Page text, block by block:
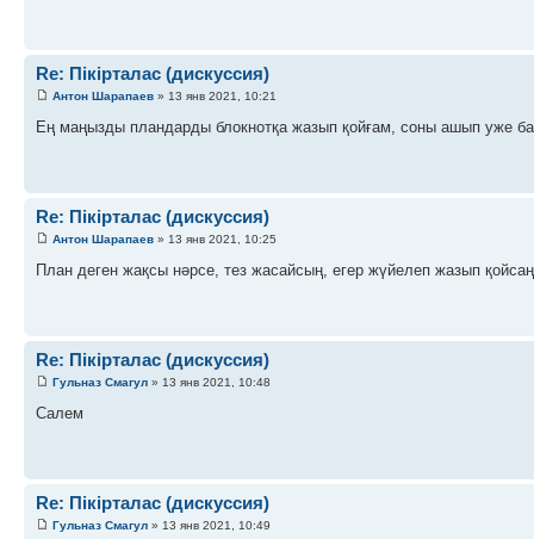
Re: Пікірталас (дискуссия)
Антон Шарапаев » 13 янв 2021, 10:21
Ең маңызды пландарды блокнотқа жазып қойғам, соны ашып уже
Re: Пікірталас (дискуссия)
Антон Шарапаев » 13 янв 2021, 10:25
План деген жақсы нәрсе, тез жасайсың, егер жүйелеп жазып қойсаң
Re: Пікірталас (дискуссия)
Гульназ Смагул » 13 янв 2021, 10:48
Салем
Re: Пікірталас (дискуссия)
Гульназ Смагул » 13 янв 2021, 10:49